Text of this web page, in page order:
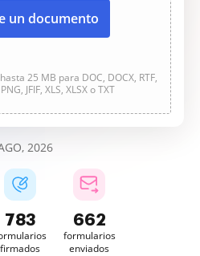
un documento
25 MB para DOC, DOCX, RTF,
JFIF, XLS, XLSX o TXT
2026
783
firmados
662
formularios
enviados